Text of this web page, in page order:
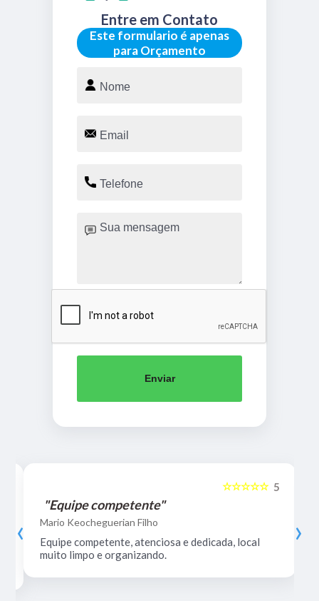
Este formulario é apenas
para Orçamento
Entre em Contato
Enviar
5
☆☆☆☆☆
"Equipe competente"
Mario Keocheguerian Filho
Equipe competente, atenciosa e dedicada, local
muito limpo e organizando.
‹ ›